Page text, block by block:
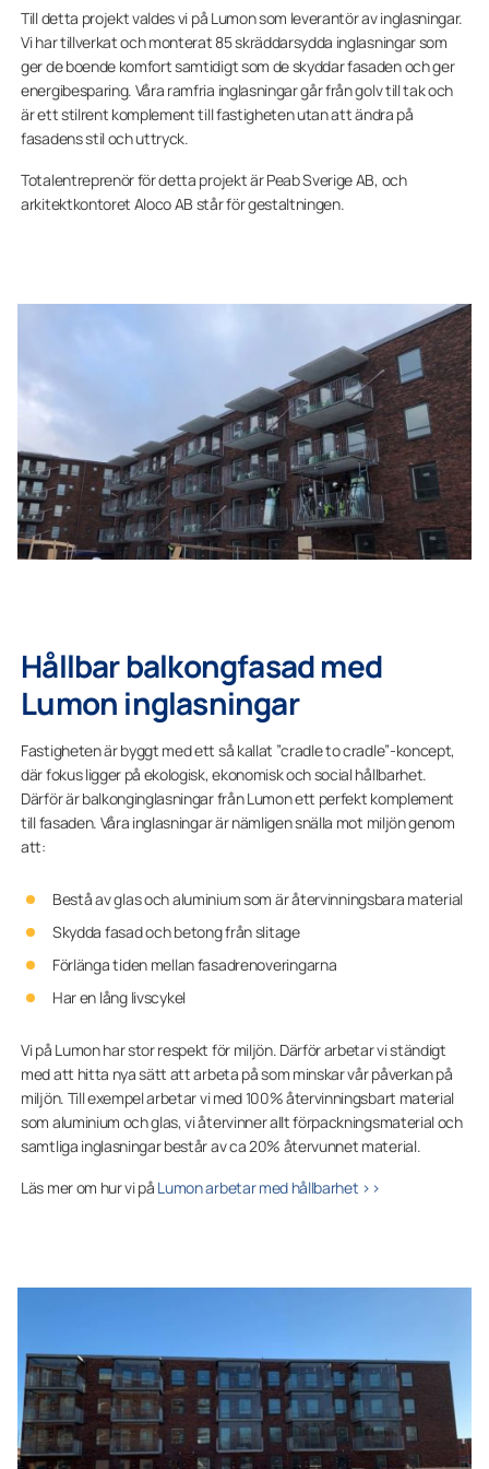
Till detta projekt valdes vi på Lumon som leverantör av inglasningar.
Vi har tillverkat och monterat 85 skräddarsydda inglasningar som
ger de boende komfort samtidigt som de skyddar fasaden och ger
energibesparing. Våra ramfria inglasningar går från golv till tak och
är ett stilrent komplement till fastigheten utan att ändra på
fasadens stil och uttryck.
Totalentreprenör för detta projekt är Peab Sverige AB, och
arkitektkontoret Aloco AB står för gestaltningen.
Hållbar balkongfasad med
Lumon inglasningar
Fastigheten är byggt med ett så kallat ”cradle to cradle”-koncept,
där fokus ligger på ekologisk, ekonomisk och social hållbarhet.
Därför är balkonginglasningar från Lumon ett perfekt komplement
till fasaden. Våra inglasningar är nämligen snälla mot miljön genom
att:
Bestå av glas och aluminium som är återvinningsbara material
Skydda fasad och betong från slitage
Förlänga tiden mellan fasadrenoveringarna
Har en lång livscykel
Vi på Lumon har stor respekt för miljön. Därför arbetar vi ständigt
med att hitta nya sätt att arbeta på som minskar vår påverkan på
miljön. Till exempel arbetar vi med 100% återvinningsbart material
som aluminium och glas, vi återvinner allt förpackningsmaterial och
samtliga inglasningar består av ca 20% återvunnet material.
Läs mer om hur vi på Lumon arbetar med hållbarhet >>